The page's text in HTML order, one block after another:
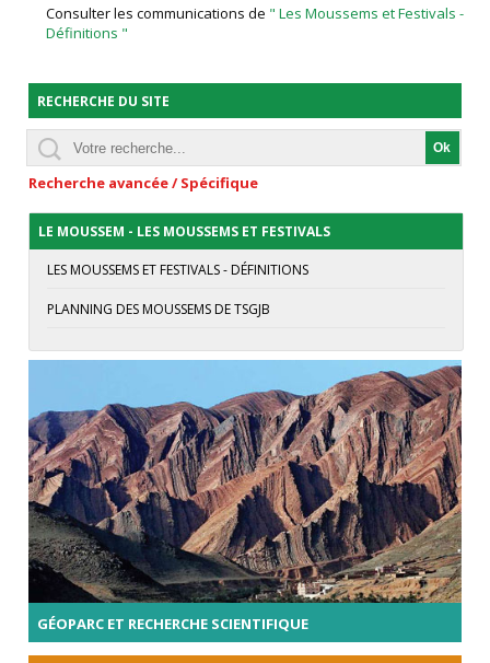
Consulter les communications de " Les Moussems et Festivals -
Définitions "
RECHERCHE DU SITE
Recherche avancée / Spécifique
LE MOUSSEM - LES MOUSSEMS ET FESTIVALS
LES MOUSSEMS ET FESTIVALS - DÉFINITIONS
PLANNING DES MOUSSEMS DE TSGJB
GÉOPARC ET RECHERCHE SCIENTIFIQUE